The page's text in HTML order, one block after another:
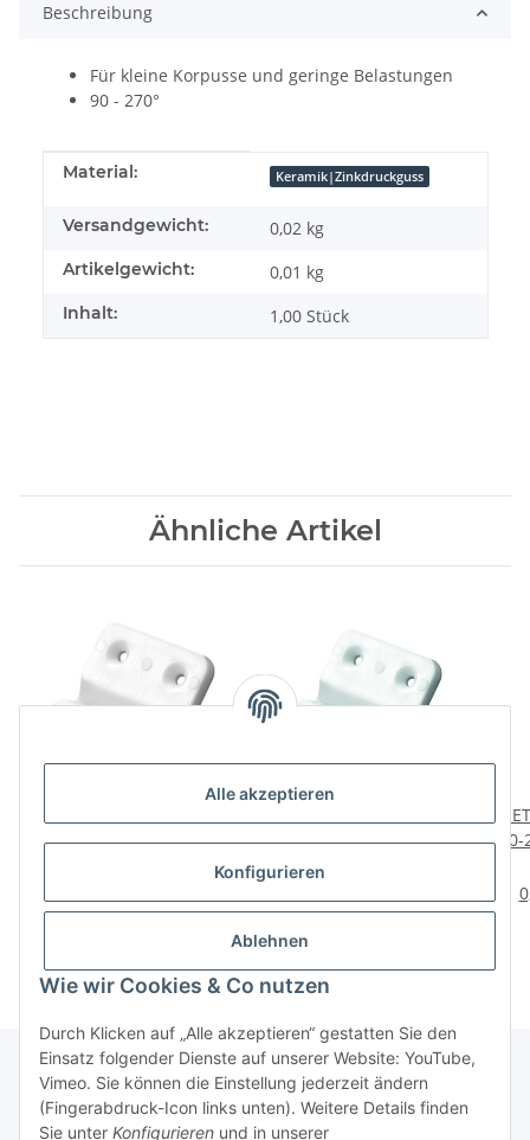
Alle akzeptieren
Konfigurieren
Ablehnen
Wie wir Cookies & Co nutzen
Durch Klicken auf „Alle akzeptieren“ gestatten Sie den
Einsatz folgender Dienste auf unserer Website: YouTube,
Vimeo. Sie können die Einstellung jederzeit ändern
(Fingerabdruck-Icon links unten). Weitere Details finden
Sie unter Konfigurieren und in unserer
Beschreibung
Für kleine Korpusse und geringe Belastungen
90 - 270°
Produkteigenschaft
Wert
Material: Keramik|Zinkdruckguss
Versandgewicht: 0,02 kg
Artikelgewicht: 0,01 kg
Inhalt: 1,00 Stück
Ähnliche Artikel
90-270° 50 x 40 x 4mm,
90-270° 50 x 40 x 4mm
Kunststoff weiß, 10
2,99 €
Über uns